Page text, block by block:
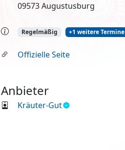
09573 Augustusburg
Regelmäßig +1 weitere Termine
Offizielle Seite
Anbieter
Kräuter-Gut